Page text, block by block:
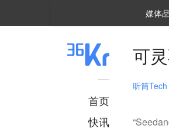
媒体
首页
快讯
可
听筒Tech